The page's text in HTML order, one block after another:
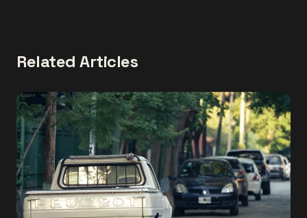
Related Articles